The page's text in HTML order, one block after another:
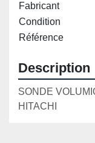
Fabricant
Condition
Référence
Description
SONDE
HITACHI